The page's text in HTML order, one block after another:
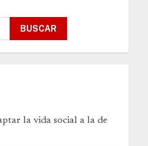
BUSCAR
la vida social a la de